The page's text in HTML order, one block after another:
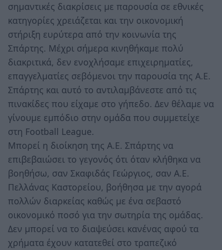
σημαντικές διακρίσεις με παρουσία σε εθνικές
κατηγορίες χρειάζεται και την οικονομική
στήριξη ευρύτερα από την κοινωνία της
Σπάρτης. Μέχρι σήμερα κινηθήκαμε πολύ
διακριτικά, δεν ενοχλήσαμε επιχειρηματίες,
επαγγελματίες σεβόμενοι την παρουσία της Α.Ε.
Σπάρτης και αυτό το αντιλαμβάνεστε από τις
πινακίδες που είχαμε στο γήπεδο. Δεν θέλαμε να
γίνουμε εμπόδιο στην ομάδα που συμμετείχε
στη Football League.
Mπορεί η διοίκηση της Α.Ε. Σπάρτης να
επιβεβαιώσει το γεγονός ότι όταν κλήθηκα να
βοηθήσω, σαν Σκαφιδάς Γεώργιος, σαν Α.Ε.
Πελλάνας Καστορείου, βοήθησα με την αγορά
πολλών διαρκείας καθώς με ένα σεβαστό
οικονομικό ποσό για την σωτηρία της ομάδας.
Δεν μπορεί να το διαψεύσει κανένας αφού τα
χρήματα έχουν κατατεθεί στο τραπεζικό